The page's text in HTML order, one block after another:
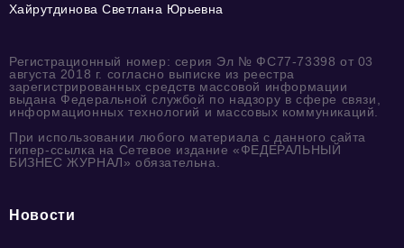
Хайрутдинова Светлана Юрьевна
Регистрационный номер: серия Эл № ФС77-73398 от 03
августа 2018 г. согласно выписке из реестра
зарегистрированных средств массовой информации
выдана Федеральной службой по надзору в сфере связи,
информационных технологий и массовых коммуникаций.
При использовании любого материала с данного сайта
гипер-ссылка на Сетевое издание «ФЕДЕРАЛЬНЫЙ
БИЗНЕС ЖУРНАЛ» обязательна.
Новости